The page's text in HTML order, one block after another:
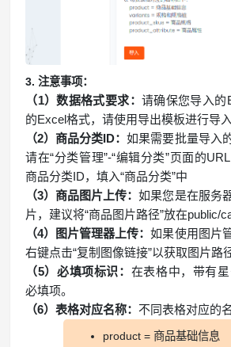
3. 注意事项：
（1）数据格式要求： 请确保您导入的
的Excel格式，请使用导出模板进行导入
（2）商品分类ID：如果需要批量导入
请在“分类管理”-“编辑分类”页面的
商品分类ID，填入“商品分类”中
（3）商品图片上传：如果您是在服务
片，建议将“商品图片路径”放在public/
（4）图片管理器上传：如果使用图片
右键点击“复制图像链接”以获取图片路
（5）必填项标识： 在表格中，带有
必填项。
（6）表格对应名称：不同表格对应的
product = 商品基础信息